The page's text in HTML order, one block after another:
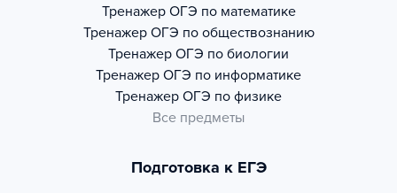
Тренажер ОГЭ по математике
Тренажер ОГЭ по обществознанию
Тренажер ОГЭ по биологии
Тренажер ОГЭ по информатике
Тренажер ОГЭ по физике
Все предметы
Подготовка к ЕГЭ